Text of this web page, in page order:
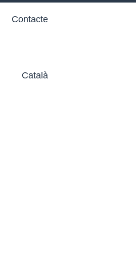
Contacte
Català